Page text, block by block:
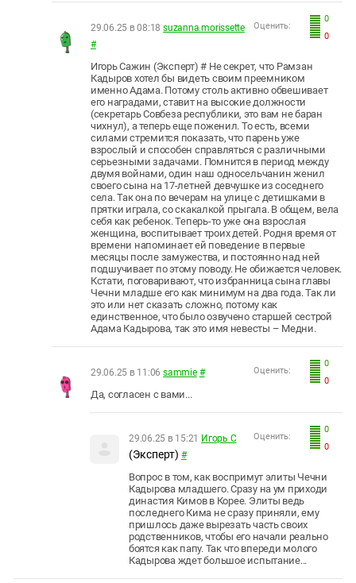
0
0
Оценить:
29.06.25 в 08:18 suzanna.morissette
#
Игорь Сажин (Эксперт) # Не секрет, что Рамзан
Кадыров хотел бы видеть своим преемником
именно Адама. Потому столь активно обвешивает
его наградами, ставит на высокие должности
(секретарь Совбеза республики, это вам не баран
чихнул), а теперь еще поженил. То есть, всеми
силами стремится показать, что парень уже
взрослый и способен справляться с различными
серьезными задачами. Помнится в период между
двумя войнами, один наш односельчанин женил
своего сына на 17-летней девчушке из соседнего
села. Так она по вечерам на улице с детишками в
прятки играла, со скакалкой прыгала. В общем, вела
себя как ребенок. Теперь-то уже она взрослая
женщина, воспитывает троих детей. Родня время от
времени напоминает ей поведение в первые
месяцы после замужества, и постоянно над ней
подшучивает по этому поводу. Не обижается человек.
Кстати, поговаривают, что избранница сына главы
Чечни младше его как минимум на два года. Так ли
это или нет сказать сложно, потому как
единственное, что было озвучено старшей сестрой
Адама Кадырова, так это имя невесты – Медни.
0
0
Оценить:
29.06.25 в 11:06 sammie #
Да, согласен с вами...
0
0
Оценить:
29.06.25 в 15:21 Игорь С
(Эксперт) #
Вопрос в том, как воспримут элиты Чечни
Кадырова младшего. Сразу на ум приходи
династия Кимов в Корее. Элиты ведь
последнего Кима не сразу приняли, ему
пришлось даже вырезать часть своих
родственников, чтобы его начали реально
боятся как папу. Так что впереди молого
Кадырова ждет большое испытание...